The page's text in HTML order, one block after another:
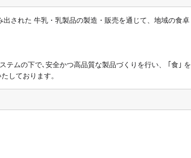
された 牛乳・乳製品の製造・販売を通じて、地域の食卓
テムの下で､安全かつ高品質な製品づくりを行い、 ｢食｣ を
しております。